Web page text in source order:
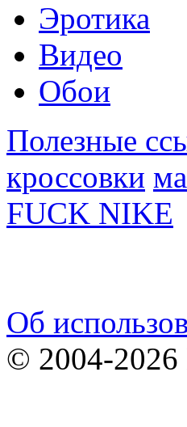
Эротика
Видео
Обои
Полезные
кроссовки
FUCK NIKE
Об
© 2004-2026